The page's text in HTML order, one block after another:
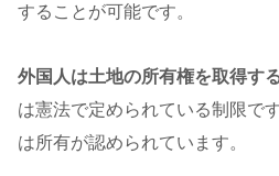
することが可能です。
外国人は土地の所有権を取得す
は憲法で定められている制限で
は所有が認められています。